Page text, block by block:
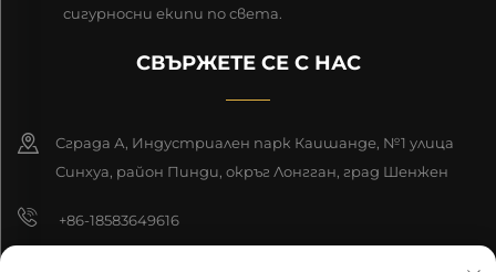
сигурносни екипи по света.
СВЪРЖЕТЕ СЕ С НАС
Сграда А, Индустриален парк Каишанде, №1 улица
Синхуа, район Пинди, окръг Лонгган, град Шенжен
+86-18583649616